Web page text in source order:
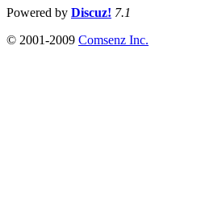
Powered by Discuz! 7.1
© 2001-2009 Comsenz Inc.